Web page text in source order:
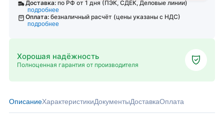
Доставка: по РФ от 1 дня (ПЭК, СДЕК, Деловые линии)
подробнее
Оплата: безналичный расчёт (цены указаны с НДС)
подробнее
Хорошая надёжность
Полноценная гарантия от производителя
ОписаниеХарактеристикиДокументыДоставкаОплата